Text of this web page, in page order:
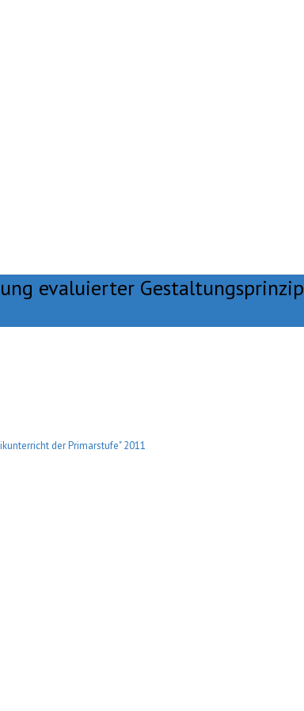
evaluierter
der Primarstufe" 2011